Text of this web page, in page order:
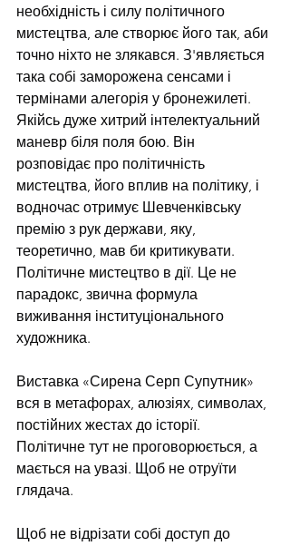
необхідність і силу політичного
мистецтва, але створює його так, аби
точно ніхто не злякався. З'являється
така собі заморожена сенсами і
термінами алегорія у бронежилеті.
Якійсь дуже хитрий інтелектуальний
маневр біля поля бою. Він
розповідає про політичність
мистецтва, його вплив на політику, і
водночас отримує Шевченківську
премію з рук держави, яку,
теоретично, мав би критикувати.
Політичне мистецтво в дії. Це не
парадокс, звична формула
виживання інституціонального
художника.
Виставка «Сирена Серп Супутник»
вся в метафорах, алюзіях, символах,
постійних жестах до історії.
Політичне тут не проговорюється, а
мається на увазі. Щоб не отруїти
глядача.
Щоб не відрізати собі доступ до